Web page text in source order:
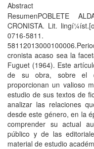
Abstract
ResumenPOBLETE
CRONISTA. Lit.
0716-5811. http://
cronista acaso sea la
Fuguet (1964). Este
de su obra, sobre el
proporcionan un valioso
estudio de sus textos de
analizar las relaciones
desde este género, en la
comprender su actual
público y de las
material de estudio